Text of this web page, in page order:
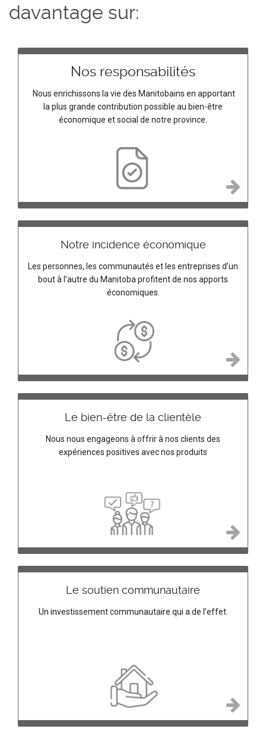
davantage sur:
Nos responsabilités
Nous enrichissons la vie des Manitobains en apportant
la plus grande contribution possible au bien-être
économique et social de notre province.
Notre incidence économique
Les personnes, les communautés et les entreprises d’un
bout à l’autre du Manitoba profitent de nos apports
économiques.
Le bien-être de la clientèle
Nous nous engageons à offrir à nos clients des
expériences positives avec nos produits
Le soutien communautaire
Un investissement communautaire qui a de l’effet.